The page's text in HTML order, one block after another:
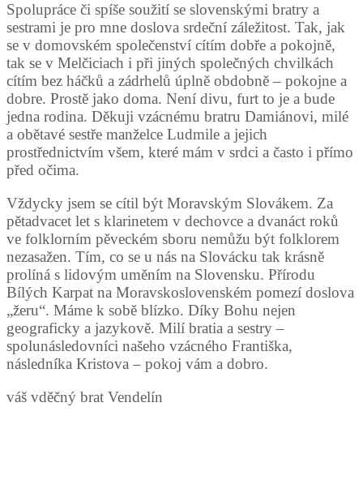
Spolupráce či spíše soužití se slovenskými bratry a
sestrami je pro mne doslova srdeční záležitost. Tak, jak
se v domovském společenství cítím dobře a pokojně,
tak se v Melčiciach i při jiných společných chvilkách
cítím bez háčků a zádrhelů úplně obdobně – pokojne a
dobre. Prostě jako doma. Není divu, furt to je a bude
jedna rodina. Děkuji vzácnému bratru Damiánovi, milé
a obětavé sestře manželce Ludmile a jejich
prostřednictvím všem, které mám v srdci a často i přímo
před očima.
Vždycky jsem se cítil být Moravským Slovákem. Za
pětadvacet let s klarinetem v dechovce a dvanáct roků
ve folklorním pěveckém sboru nemůžu být folklorem
nezasažen. Tím, co se u nás na Slovácku tak krásně
prolíná s lidovým uměním na Slovensku. Přírodu
Bílých Karpat na Moravskoslovenském pomezí doslova
„žeru“. Máme k sobě blízko. Díky Bohu nejen
geograficky a jazykově. Milí bratia a sestry –
spolunásledovníci našeho vzácného Františka,
následníka Kristova – pokoj vám a dobro.
váš vděčný brat Vendelín